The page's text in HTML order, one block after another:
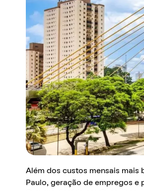
Além dos custos mensais mais
Paulo, geração de empregos e